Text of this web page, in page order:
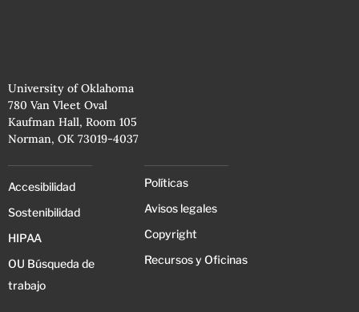
University of Oklahoma
780 Van Vleet Oval
Kaufman Hall, Room 105
Norman, OK 73019-4037
Accesibilidad
Sostenibilidad
HIPAA
OU Búsqueda de
trabajo
Políticas
Avisos legales
Copyright
Recursos y Oficinas